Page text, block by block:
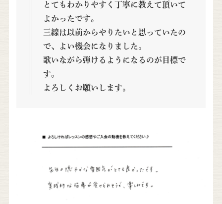
とてもわかりやすく丁寧に教えて頂いて
よかったです。
三線は以前からやりたいと思っていたの
で、よい機会になりました。
歌いながら弾けるようになるのが目標で
す。
よろしくお願いします。